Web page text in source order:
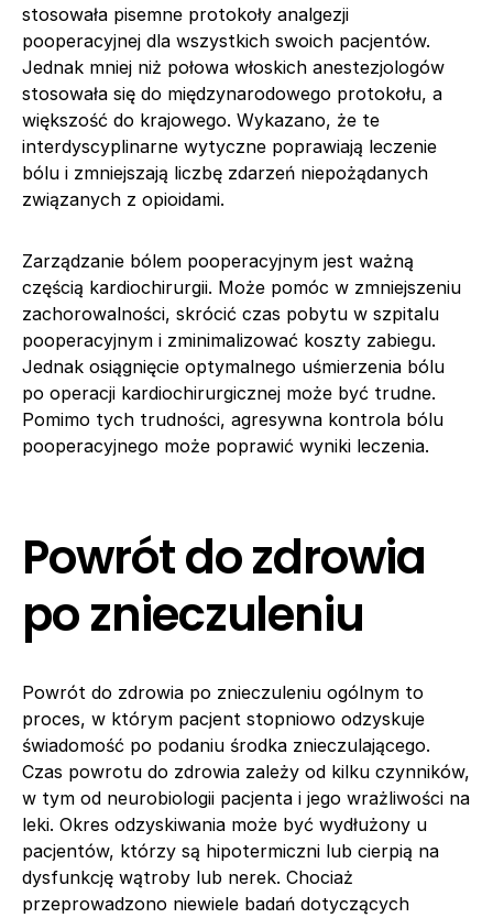
stosowała pisemne protokoły analgezji
pooperacyjnej dla wszystkich swoich pacjentów.
Jednak mniej niż połowa włoskich anestezjologów
stosowała się do międzynarodowego protokołu, a
większość do krajowego. Wykazano, że te
interdyscyplinarne wytyczne poprawiają leczenie
bólu i zmniejszają liczbę zdarzeń niepożądanych
związanych z opioidami.
Zarządzanie bólem pooperacyjnym jest ważną
częścią kardiochirurgii. Może pomóc w zmniejszeniu
zachorowalności, skrócić czas pobytu w szpitalu
pooperacyjnym i zminimalizować koszty zabiegu.
Jednak osiągnięcie optymalnego uśmierzenia bólu
po operacji kardiochirurgicznej może być trudne.
Pomimo tych trudności, agresywna kontrola bólu
pooperacyjnego może poprawić wyniki leczenia.
Powrót do zdrowia
po znieczuleniu
Powrót do zdrowia po znieczuleniu ogólnym to
proces, w którym pacjent stopniowo odzyskuje
świadomość po podaniu środka znieczulającego.
Czas powrotu do zdrowia zależy od kilku czynników,
w tym od neurobiologii pacjenta i jego wrażliwości na
leki. Okres odzyskiwania może być wydłużony u
pacjentów, którzy są hipotermiczni lub cierpią na
dysfunkcję wątroby lub nerek. Chociaż
przeprowadzono niewiele badań dotyczących